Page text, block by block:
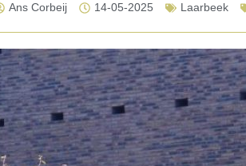
Ans Corbeij 14-05-2025 Laarbeek